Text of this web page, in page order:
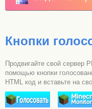
Кнопки
Продвигайте свой сервер
помощью кнопки
HTML код и вставьте на